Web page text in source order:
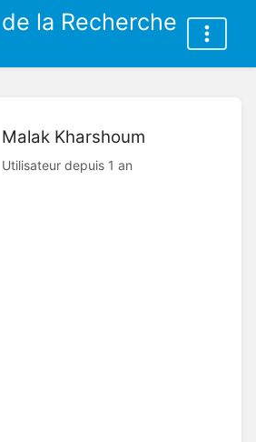
la Recherche
Malak Kharshoum
Utilisateur depuis 1 an